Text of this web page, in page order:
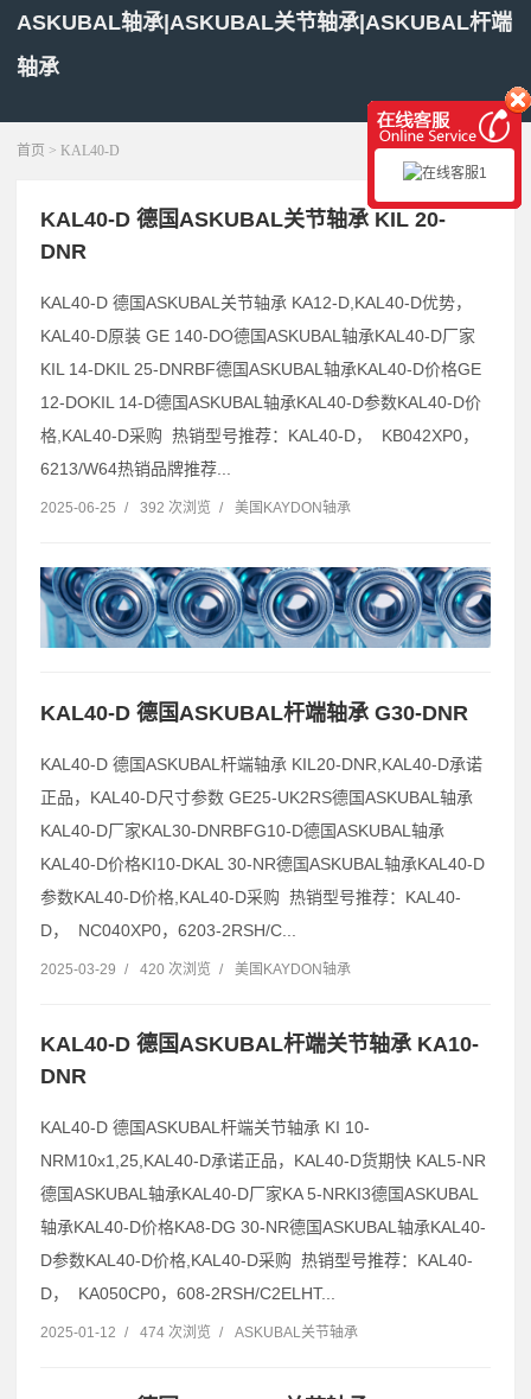
ASKUBAL轴承|ASKUBAL关节轴承|ASKUBAL杆端
轴承
展开菜单
首页 > KAL40-D
KAL40-D 德国ASKUBAL关节轴承 KIL 20-
DNR
KAL40-D 德国ASKUBAL关节轴承 KA12-D,KAL40-D优势，
KAL40-D原装 GE 140-DO德国ASKUBAL轴承KAL40-D厂家
KIL 14-DKIL 25-DNRBF德国ASKUBAL轴承KAL40-D价格GE
12-DOKIL 14-D德国ASKUBAL轴承KAL40-D参数KAL40-D价
格,KAL40-D采购 热销型号推荐：KAL40-D， KB042XP0，
6213/W64热销品牌推荐...
2025-06-25 / 392 次浏览 / 美国KAYDON轴承
KAL40-D 德国ASKUBAL杆端轴承 G30-DNR
KAL40-D 德国ASKUBAL杆端轴承 KIL20-DNR,KAL40-D承诺
正品，KAL40-D尺寸参数 GE25-UK2RS德国ASKUBAL轴承
KAL40-D厂家KAL30-DNRBFG10-D德国ASKUBAL轴承
KAL40-D价格KI10-DKAL 30-NR德国ASKUBAL轴承KAL40-D
参数KAL40-D价格,KAL40-D采购 热销型号推荐：KAL40-
D， NC040XP0，6203-2RSH/C...
2025-03-29 / 420 次浏览 / 美国KAYDON轴承
KAL40-D 德国ASKUBAL杆端关节轴承 KA10-
DNR
KAL40-D 德国ASKUBAL杆端关节轴承 KI 10-
NRM10x1,25,KAL40-D承诺正品，KAL40-D货期快 KAL5-NR
德国ASKUBAL轴承KAL40-D厂家KA 5-NRKI3德国ASKUBAL
轴承KAL40-D价格KA8-DG 30-NR德国ASKUBAL轴承KAL40-
D参数KAL40-D价格,KAL40-D采购 热销型号推荐：KAL40-
D， KA050CP0，608-2RSH/C2ELHT...
2025-01-12 / 474 次浏览 / ASKUBAL关节轴承